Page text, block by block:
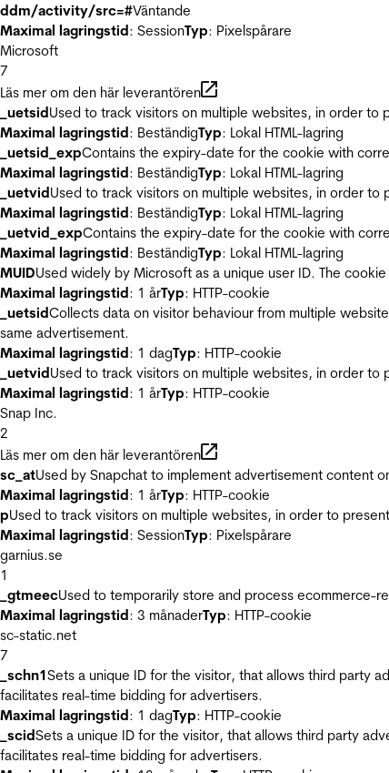
ddm/activity/src=#Väntande
Maximal lagringstid: SessionTyp: Pixelspårare
Microsoft
7
Läs mer om den här leverantören
_uetsidUsed to track visitors on multiple websites, in order
Maximal lagringstid: BeständigTyp: Lokal HTML-lagring
_uetsid_expContains the expiry-date for the cookie with
Maximal lagringstid: BeständigTyp: Lokal HTML-lagring
_uetvidUsed to track visitors on multiple websites, in order
Maximal lagringstid: BeständigTyp: Lokal HTML-lagring
_uetvid_expContains the expiry-date for the cookie with
Maximal lagringstid: BeständigTyp: Lokal HTML-lagring
MUIDUsed widely by Microsoft as a unique user ID. The
Maximal lagringstid: 1 årTyp: HTTP-cookie
_uetsidCollects data on visitor behaviour from multiple
same advertisement.
Maximal lagringstid: 1 dagTyp: HTTP-cookie
_uetvidUsed to track visitors on multiple websites, in order
Maximal lagringstid: 1 årTyp: HTTP-cookie
Snap Inc.
2
Läs mer om den här leverantören
sc_atUsed by Snapchat to implement advertisement content
Maximal lagringstid: 1 årTyp: HTTP-cookie
pUsed to track visitors on multiple websites, in order to
Maximal lagringstid: SessionTyp: Pixelspårare
garnius.se
1
_gtmeecUsed to temporarily store and process ecommerce-
Maximal lagringstid: 3 månaderTyp: HTTP-cookie
sc-static.net
7
_schn1Sets a unique ID for the visitor, that allows third party
facilitates real-time bidding for advertisers.
Maximal lagringstid: 1 dagTyp: HTTP-cookie
_scidSets a unique ID for the visitor, that allows third party
facilitates real-time bidding for advertisers.